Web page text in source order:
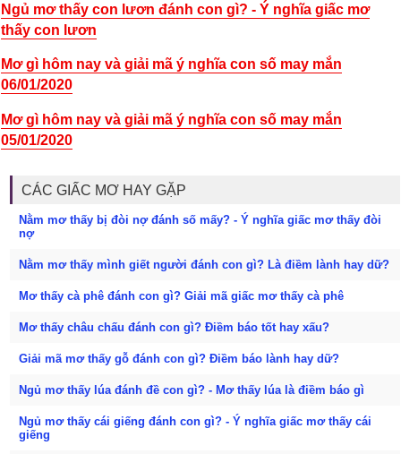
Ngủ mơ thấy con lươn đánh con gì? - Ý nghĩa giấc mơ
thấy con lươn
Mơ gì hôm nay và giải mã ý nghĩa con số may mắn
06/01/2020
Mơ gì hôm nay và giải mã ý nghĩa con số may mắn
05/01/2020
CÁC GIẤC MƠ HAY GẶP
Nằm mơ thấy bị đòi nợ đánh số mấy? - Ý nghĩa giấc mơ thấy đòi
nợ
Nằm mơ thấy mình giết người đánh con gì? Là điềm lành hay dữ?
Mơ thấy cà phê đánh con gì? Giải mã giấc mơ thấy cà phê
Mơ thấy châu chấu đánh con gì? Điềm báo tốt hay xấu?
Giải mã mơ thấy gỗ đánh con gì? Điềm báo lành hay dữ?
Ngủ mơ thấy lúa đánh đề con gì? - Mơ thấy lúa là điềm báo gì
Ngủ mơ thấy cái giếng đánh con gì? - Ý nghĩa giấc mơ thấy cái
giếng